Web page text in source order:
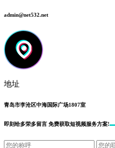
admin@net532.net
地址
青岛市李沧区中海国际广场1807室
即刻给多荣多留言 免费获取短视频服务方案!